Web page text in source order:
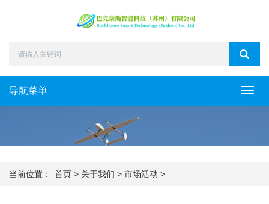
导航菜单
当前位置： 首页 > 关于我们 > 市场活动 >